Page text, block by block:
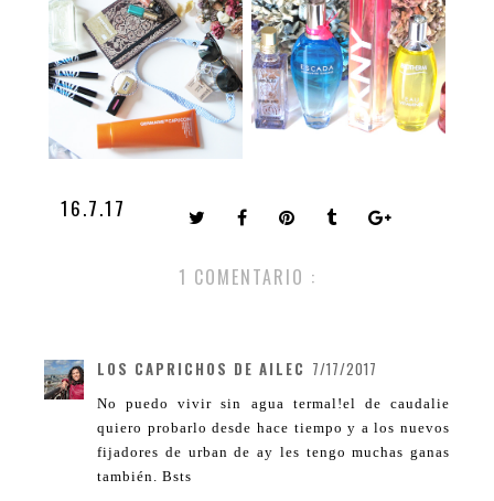
16.7.17
1 COMENTARIO :
LOS CAPRICHOS DE AILEC 7/17/2017
No puedo vivir sin agua termal!el de caudalie
quiero probarlo desde hace tiempo y a los nuevos
fijadores de urban de ay les tengo muchas ganas
también. Bsts